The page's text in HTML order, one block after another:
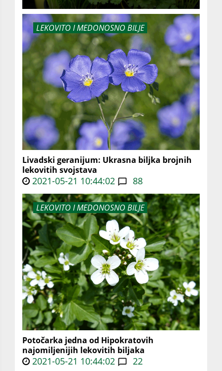
LEKOVITO I MEDONOSNO BILJE
Livadski geranijum: Ukrasna biljka brojnih
lekovitih svojstava
2021-05-21 10:44:02 88
LEKOVITO I MEDONOSNO BILJE
Potočarka jedna od Hipokratovih
najomiljenijih lekovitih biljaka
2021-05-21 10:44:02 22